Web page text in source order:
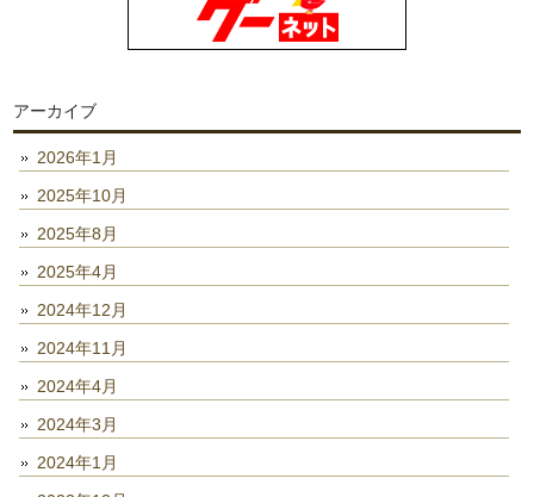
アーカイブ
2026年1月
2025年10月
2025年8月
2025年4月
2024年12月
2024年11月
2024年4月
2024年3月
2024年1月